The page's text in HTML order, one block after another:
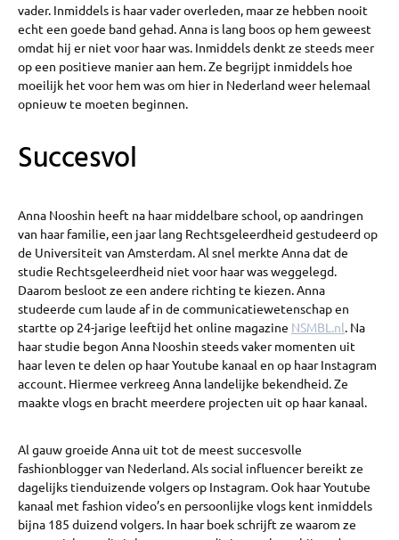
vader. Inmiddels is haar vader overleden, maar ze hebben nooit
echt een goede band gehad. Anna is lang boos op hem geweest
omdat hij er niet voor haar was. Inmiddels denkt ze steeds meer
op een positieve manier aan hem. Ze begrijpt inmiddels hoe
moeilijk het voor hem was om hier in Nederland weer helemaal
opnieuw te moeten beginnen.
Succesvol
Anna Nooshin heeft na haar middelbare school, op aandringen
van haar familie, een jaar lang Rechtsgeleerdheid gestudeerd op
de Universiteit van Amsterdam. Al snel merkte Anna dat de
studie Rechtsgeleerdheid niet voor haar was weggelegd.
Daarom besloot ze een andere richting te kiezen. Anna
studeerde cum laude af in de communicatiewetenschap en
startte op 24-jarige leeftijd het online magazine NSMBL.nl. Na
haar studie begon Anna Nooshin steeds vaker momenten uit
haar leven te delen op haar Youtube kanaal en op haar Instagram
account. Hiermee verkreeg Anna landelijke bekendheid. Ze
maakte vlogs en bracht meerdere projecten uit op haar kanaal.
Al gauw groeide Anna uit tot de meest succesvolle
fashionblogger van Nederland. Als social influencer bereikt ze
dagelijks tienduizende volgers op Instagram. Ook haar Youtube
kanaal met fashion video’s en persoonlijke vlogs kent inmiddels
bijna 185 duizend volgers. In haar boek schrijft ze waarom ze